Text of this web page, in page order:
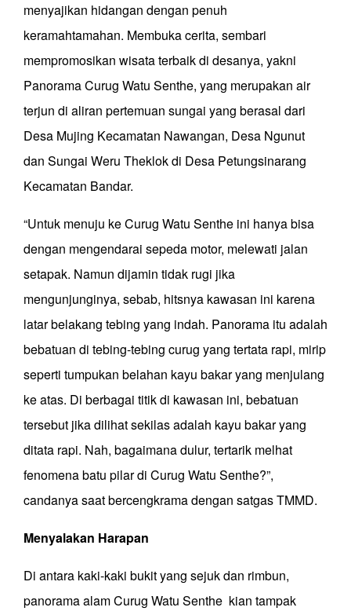
menyajikan hidangan dengan penuh
keramahtamahan. Membuka cerita, sembari
mempromosikan wisata terbaik di desanya, yakni
Panorama Curug Watu Senthe, yang merupakan air
terjun di aliran pertemuan sungai yang berasal dari
Desa Mujing Kecamatan Nawangan, Desa Ngunut
dan Sungai Weru Theklok di Desa Petungsinarang
Kecamatan Bandar.
“Untuk menuju ke Curug Watu Senthe ini hanya bisa
dengan mengendarai sepeda motor, melewati jalan
setapak. Namun dijamin tidak rugi jika
mengunjunginya, sebab, hitsnya kawasan ini karena
latar belakang tebing yang indah. Panorama itu adalah
bebatuan di tebing-tebing curug yang tertata rapi, mirip
seperti tumpukan belahan kayu bakar yang menjulang
ke atas. Di berbagai titik di kawasan ini, bebatuan
tersebut jika dilihat sekilas adalah kayu bakar yang
ditata rapi. Nah, bagaimana dulur, tertarik melhat
fenomena batu pilar di Curug Watu Senthe?”,
candanya saat bercengkrama dengan satgas TMMD.
Menyalakan Harapan
Di antara kaki-kaki bukityang sejuk dan rimbun,
panorama alam Curug Watu Senthe kian tampak